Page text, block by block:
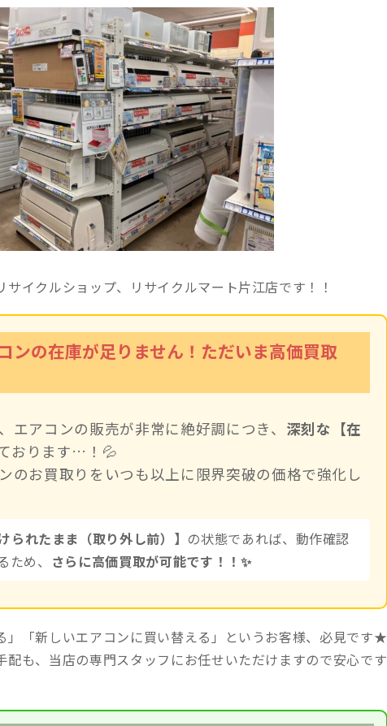
イクルショップ、リサイクルマート片江店です！！
ンの在庫が足りません！ただいま高価買取
エアコンの販売が非常に絶好調につき、 深刻な【在
おります…！💦
のお買取りをいつも以上に限界突破の価格で強化し
られたまま（取り外し前）】 の状態であれば、動作確認
め、 さらに高価買取が可能です！！✨
」「新しいエアコンに買い替える」というお客様、必見です★
配も、当店の専門スタッフにお任せいただけますので安心です